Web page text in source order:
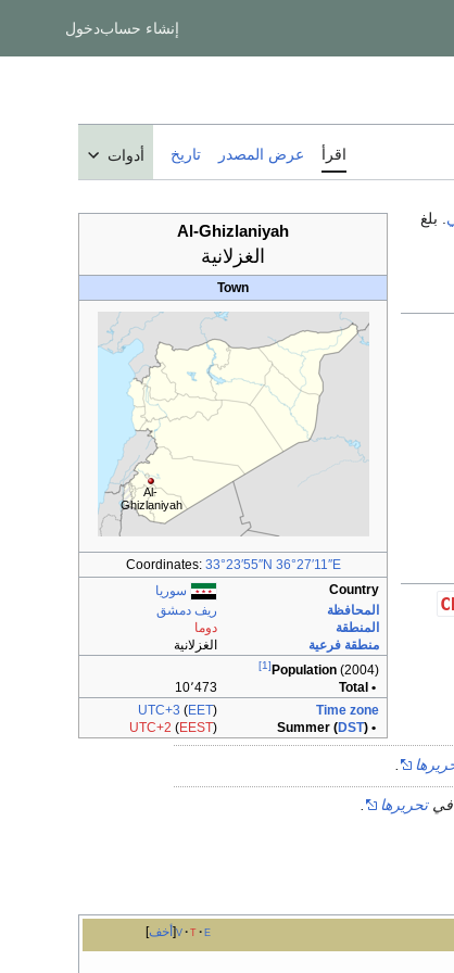
إنشاء حسابدخول
اقرأ عرض المصدر تاريخ أدوات
Al-Ghizlaniyah
الغزلانية
Town
Al-
Ghizlaniyah
Coordinates: 33°23′55″N 36°27′11″E
Country
سوريا
المحافظة
ريف دمشق
المنطقة
دوما
منطقة فرعية
الغزلانية
Population (2004)
[1]
• Total
10٬473
Time zone
UTC+3 (EET)
• Summer (
DST)
UTC+2 (EEST)
. بلغ
.
فيتحريرها .
أخف v t e